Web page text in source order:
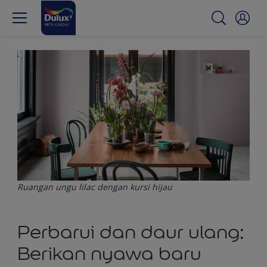
Ruangan ungu lilac dengan kursi hijau
Perbarui dan daur ulang:
Berikan nyawa baru